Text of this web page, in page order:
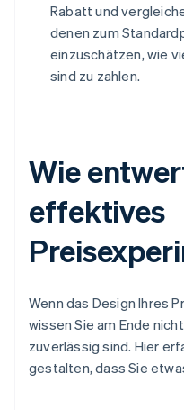
Rabatt und
denen zum
einzuschätzen, wie
sind zu zahlen.
Wie
effektives
Wenn das Design Ihres
wissen Sie am Ende
zuverlässig sind. Hier
gestalten, dass Sie